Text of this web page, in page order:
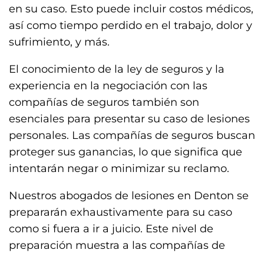
en su caso. Esto puede incluir costos médicos,
así como tiempo perdido en el trabajo, dolor y
sufrimiento, y más.
El conocimiento de la ley de seguros y la
experiencia en la negociación con las
compañías de seguros también son
esenciales para presentar su caso de lesiones
personales. Las compañías de seguros buscan
proteger sus ganancias, lo que significa que
intentarán negar o minimizar su reclamo.
Nuestros abogados de lesiones en Denton se
prepararán exhaustivamente para su caso
como si fuera a ir a juicio. Este nivel de
preparación muestra a las compañías de